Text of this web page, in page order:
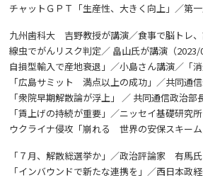
チャットＧＰＴ「生産性、大きく向上」／第
九州歯科大 吉野教授が講演／食事で脳トレ
線虫でがんリスク判定／ 畠山氏が講演（2023/
自損型輸入で産地衰退」／小島さん講演／「
「広島サミット 満点以上の成功」／共同通
「衆院早期解散論が浮上」 ／ 共同通信政治部
「賃上げの持続が重要」／ニッセイ基礎研究
ウクライナ侵攻「崩れる 世界の安保スキー
「７月、解散総選挙か」／政治評論家 有馬
「インバウンドで新たな連携を」／西日本政